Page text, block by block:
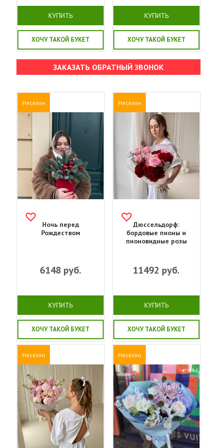
КУПИТЬ
ХОЧУ ТАКОЙ БУКЕТ
КУПИТЬ
ХОЧУ ТАКОЙ БУКЕТ
ЗАКАЗАТЬ ОБРАТНЫЙ ЗВОНОК
Несезон
Ночь перед
Рождеством
6148 руб.
КУПИТЬ
ХОЧУ ТАКОЙ БУКЕТ
Несезон
Дюссельдорф:
бордовые пионы и
пионовидные розы
11492 руб.
КУПИТЬ
ХОЧУ ТАКОЙ БУКЕТ
Несезон Несезон